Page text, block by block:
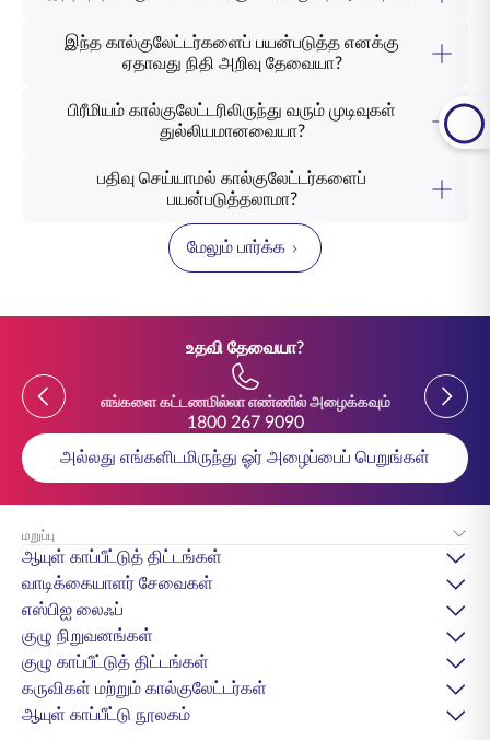
படிகளை எளிதாக்குகின்றன. குடும்பப் பாதுகாப்பு மற்றும்
ஓய்வூதியத் திட்டமிடல் முதல் கல்வி மற்றும் சேமிப்பு வரை
வாழ்க்கை இலக்குகளுக்குத் தயாராக உதவும் சிறப்பு
இந்த கால்குலேட்டர்களைப் பயன்படுத்த எனக்கு
ஏதாவது நிதி அறிவு தேவையா?
வடிவமைக்கப்பட்டுள்ளது. அடிப்படை விவரங்களைப் பகிர்ந்து
கொள்ளுங்கள், மேலும் கருவி உங்களுக்காக தானாகவே
கணக்கீடுகளைச் செய்கிறது, நீங்கள் ஒரு பார்வையில்
வழங்குகிறது.
பிரீமியம் கால்குலேட்டரிலிருந்து வரும் முடிவுகள்
துல்லியமானவையா?
பயன்படுத்தி உயர் துல்லியமான மதிப்பீடுகளை வழங்குகிறது. இது
உங்கள் திட்டம் மற்றும் காப்பீட்டு விவரங்களின் அடிப்படையில்
கிட்டத்தட்ட சரியான இறுதி மதிப்பை உங்களுக்கு வழங்குகிறது.
பதிவு செய்யாமல் கால்குலேட்டர்களைப்
பயன்படுத்தலாமா?
பயன்படுத்த இலவசம், பதிவு அல்லது தனிப்பட்ட தகவல்கள்
மேலும் பார்க்க
உதவி தேவையா?
Previous
எங்களை கட்டணமில்லா எண்ணில் அழைக்கவும்
1800 267 9090
Previous
அல்லது எங்களிடமிருந்து ஓர் அழைப்பைப் பெறுங்கள்
மறுப்பு
ஆயுள் காப்பீட்டுத் திட்டங்கள்
வாடிக்கையாளர் சேவைகள்
எஸ்பிஐ லைஃப்
குழு நிறுவனங்கள்
குழு காப்பீட்டுத் திட்டங்கள்
கருவிகள் மற்றும் கால்குலேட்டர்கள்
ஆயுள் காப்பீட்டு நூலகம்